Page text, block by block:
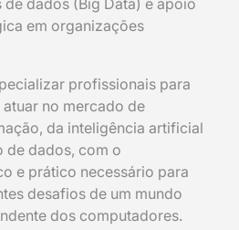
dados (Big Data) e apoio
em organizações
profissionais para
no mercado de
da inteligência artificial
de dados, com o
e prático necessário para
desafios de um mundo
dos computadores.